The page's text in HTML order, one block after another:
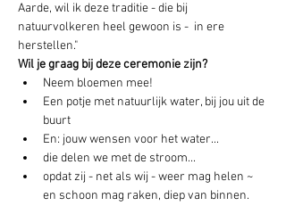
Aarde, wil ik deze traditie - die bij
natuurvolkeren heel gewoon is -  in ere
herstellen."
Wil je graag bij deze ceremonie zijn?
Neem bloemen mee!
Een potje met natuurlijk water, bij jou uit de
buurt
En: jouw wensen voor het water...
die delen we met de stroom...
opdat zij - net als wij - weer mag helen ~
en schoon mag raken, diep van binnen.